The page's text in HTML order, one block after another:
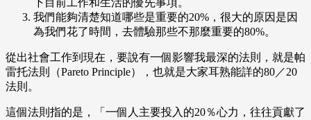
下目前工作和生活的優先事項。
我們能夠清楚知道哪些是重要的20%，很大的原因是因
為我們花了時間，去體驗那些不那麼重要的80%。
從出社會工作到現在，要說有一個影響我最深的法則，就是帕
雷托法則（Pareto Principle），也就是大家耳熟能詳的80／20
法則。
這個法則指的是，「一個人主要投入的20％心力，往往貢獻了